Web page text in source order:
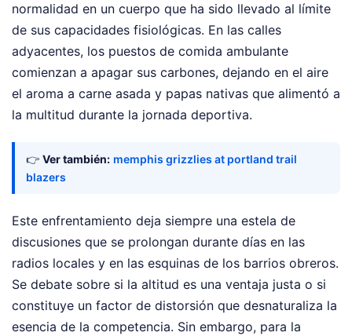
normalidad en un cuerpo que ha sido llevado al límite
de sus capacidades fisiológicas. En las calles
adyacentes, los puestos de comida ambulante
comienzan a apagar sus carbones, dejando en el aire
el aroma a carne asada y papas nativas que alimentó a
la multitud durante la jornada deportiva.
👉 Ver también: memphis grizzlies at portland trail
blazers
Este enfrentamiento deja siempre una estela de
discusiones que se prolongan durante días en las
radios locales y en las esquinas de los barrios obreros.
Se debate sobre si la altitud es una ventaja justa o si
constituye un factor de distorsión que desnaturaliza la
esencia de la competencia. Sin embargo, para la